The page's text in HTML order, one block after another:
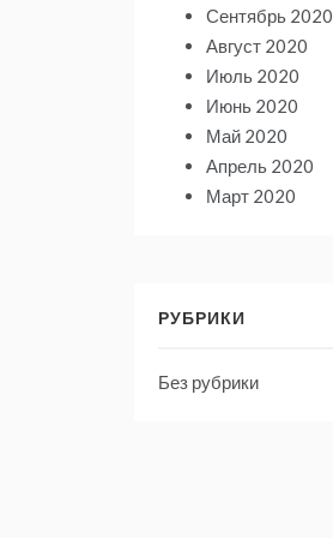
Сентябрь 2020
Август 2020
Июль 2020
Июнь 2020
Май 2020
Апрель 2020
Март 2020
РУБРИКИ
Без рубрики